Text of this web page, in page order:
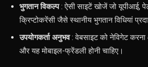
भुगतान विकल्प: ऐसी साइटें खोजें जो यूपीआई,
क्रिप्टोकरेंसी जैसे स्थानीय भुगतान विधियां
उपयोगकर्ता अनुभव: वेबसाइट को नेविगेट करना
और यह मोबाइल-फ्रेंडली होनी चाहिए।